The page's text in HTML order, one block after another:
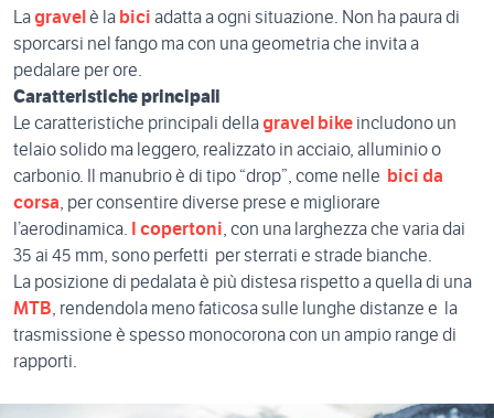
Lagravel è la bici adatta a ogni situazione. Non ha paura di
sporcarsi nel fango ma con una geometria che invita a
pedalare per ore.
Caratteristiche principali
Le caratteristiche principali dellagravel bike includono un
telaio solido ma leggero, realizzato in acciaio, alluminio o
carbonio. Il manubrio è di tipo “drop”, come nelle bici da
corsa, per consentire diverse prese e migliorare
l’aerodinamica.
I copertoni, con una larghezza che varia dai
35 ai 45 mm, sono perfetti per sterrati e strade bianche.
La posizione di pedalata è più distesa rispetto a quella di una
MTB, rendendola meno faticosa sulle lunghe distanze e la
trasmissione è spesso monocorona con un ampio range di
rapporti.